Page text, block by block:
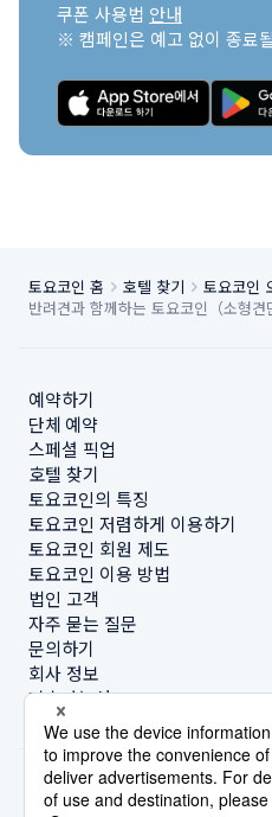
쿠폰 사용법 안내
※ 캠페인은 예고 없이 종료
토요코인 홈 호텔 찾기
토요코인
반려견과 함께하는 토요코인（소형견
예약하기
단체 예약
스페셜 픽업
호텔 찾기
토요코인의 특징
토요코인 저렴하게 이용하기
토요코인 회원 제도
토요코인 이용 방법
법인 고객
자주 묻는 질문
문의하기
회사 정보
지속가능성